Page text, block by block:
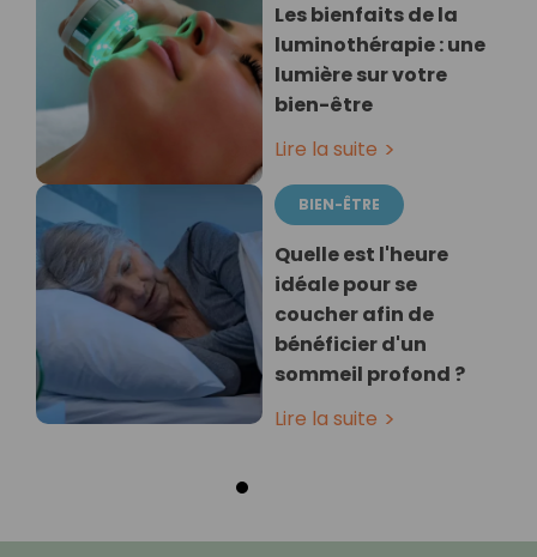
Les bienfaits de la
luminothérapie : une
lumière sur votre
bien-être
Lire la suite
BIEN-ÊTRE
Quelle est l'heure
idéale pour se
coucher afin de
bénéficier d'un
sommeil profond ?
Lire la suite